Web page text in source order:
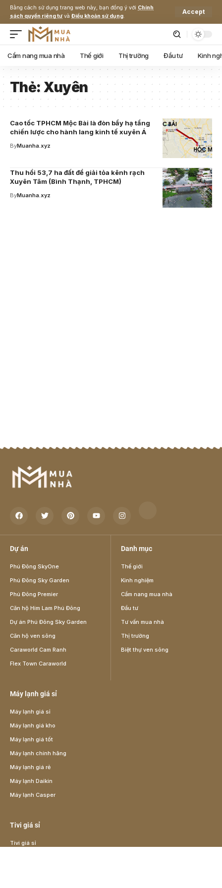
Bằng cách sử dụng trang web này, bạn đồng ý với Chính
sách quyền riêng tư và Điều khoản sử dụng.
Accept
Cẩm nang mua nhà Thế giới Thị trường Đầu tư Kinh
Thẻ:Xuyên
Cao tốc TPHCM Mộc Bài là đòn bẩy hạ tầng
chiến lược cho hành lang kinh tế xuyên Á
ByMuanha.xyz
Thu hồi 53,7 ha đất để giải tỏa kênh rạch
Xuyên Tâm (Bình Thạnh, TPHCM)
ByMuanha.xyz
Dự án
Phú Đông SkyOne
Phú Đông Sky Garden
Phú Đông Premier
Căn hộ Him Lam Phú Đông
Dự án Phú Đông Sky Garden
Căn hộ ven sông
Caraworld Cam Ranh
Flex Town Caraworld
Danh mục
Thế giới
Kinh nghiệm
Cẩm nang mua nhà
Đầu tư
Tư vấn mua nhà
Thị trường
Biệt thự ven sông
Máy lạnh giá sỉ
Máy lạnh giá sỉ
Máy lạnh giá kho
Máy lạnh giá tốt
Máy lạnh chính hãng
Máy lạnh giá rẻ
Máy lạnh Daikin
Máy lạnh Casper
Tivi giá sỉ
Tivi giá sỉ